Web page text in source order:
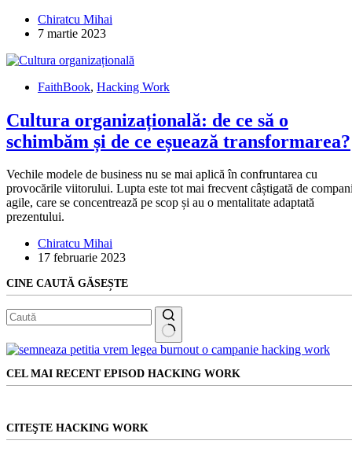
Chiratcu Mihai
7 martie 2023
FaithBook, Hacking Work
Cultura organizațională: de ce să o
schimbăm și de ce eșuează transformarea?
Vechile modele de business nu se mai aplică în confruntarea cu
provocările viitorului. Lupta este tot mai frecvent câștigată de
agile, care se concentrează pe scop și au o mentalitate adaptată
prezentului.
Chiratcu Mihai
17 februarie 2023
CINE CAUTĂ GĂSEȘTE
Niciun
CEL MAI RECENT EPISOD HACKING WORK
CITEŞTE HACKING WORK